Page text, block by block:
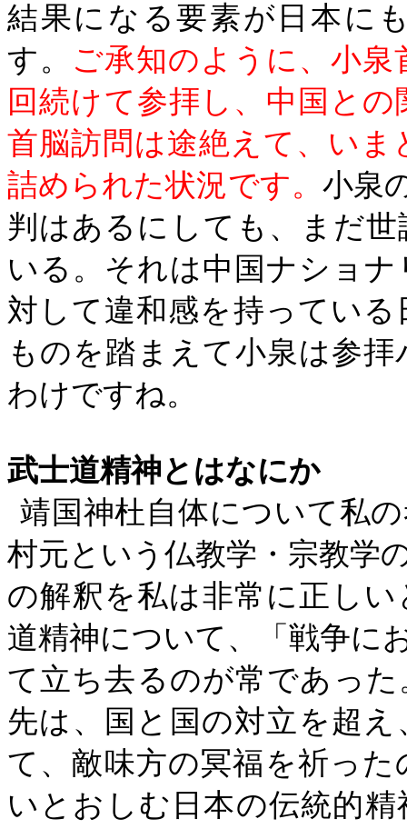
結果になる要素が日本に
す。
ご承知のように、小
回続けて参拝し、中国と
首脳訪問は途絶えて、い
詰められた状況です。 小泉
判はあるにしても、まだ
いる。それは中国ナショ
対して違和感を持ってい
ものを踏まえて小泉は参
わけですね。
武士道精神とはなにか
靖国神杜自体について私
村元という仏教学・宗教学
の解釈を私は非常に正し
道精神について、「戦争に
て立ち去るのが常であっ
先は、国と国の対立を超
て、敵味方の冥福を祈っ
いとおしむ日本の伝統的